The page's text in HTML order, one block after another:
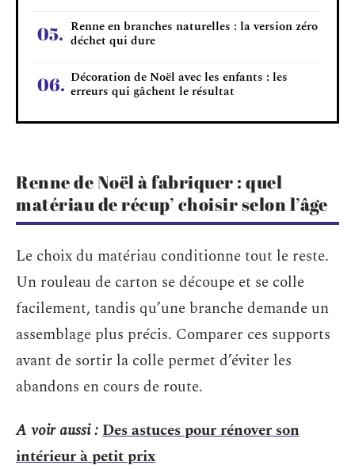
Renne en branches naturelles : la version zéro
déchet qui dure
Décoration de Noël avec les enfants : les
erreurs qui gâchent le résultat
Renne de Noël à fabriquer : quel
matériau de récup’ choisir selon l’âge
Le choix du matériau conditionne tout le reste.
Un rouleau de carton se découpe et se colle
facilement, tandis qu’une branche demande un
assemblage plus précis. Comparer ces supports
avant de sortir la colle permet d’éviter les
abandons en cours de route.
A voir aussi :Des astuces pour rénover son
intérieur à petit prix